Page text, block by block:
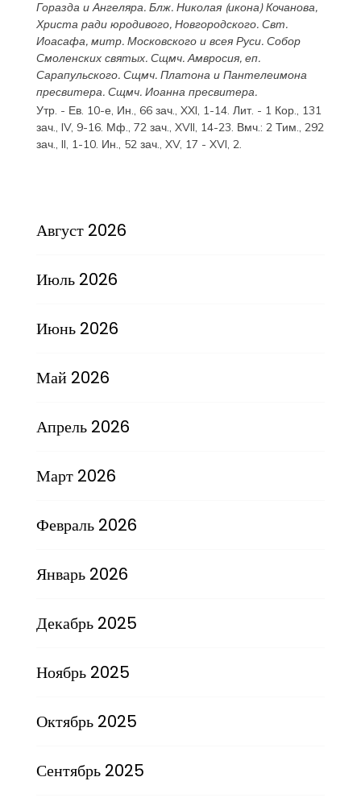
ГораздаиАнгеляра. Блж. Николая(икона) Кочанова,
Христа ради юродивого, Новгородского. Свт.
Иоасафа, митр. Московского и всея Руси. Собор
Смоленских святых. Сщмч.Амвросия, еп.
Сарапульского. Сщмч. Платонаи Пантелеимона
пресвитера. Сщмч. Иоаннапресвитера.
Утр. - Ев. 10-е, Ин., 66 зач., XXI, 1-14. Лит. - 1 Кор., 131
зач., IV, 9-16. Мф., 72 зач., XVII, 14-23. Вмч.: 2 Тим., 292
зач., II, 1-10. Ин., 52 зач., XV, 17 - XVI, 2.
Август 2026
Июль 2026
Июнь 2026
Май 2026
Апрель 2026
Март 2026
Февраль 2026
Январь 2026
Декабрь 2025
Ноябрь 2025
Октябрь 2025
Сентябрь 2025